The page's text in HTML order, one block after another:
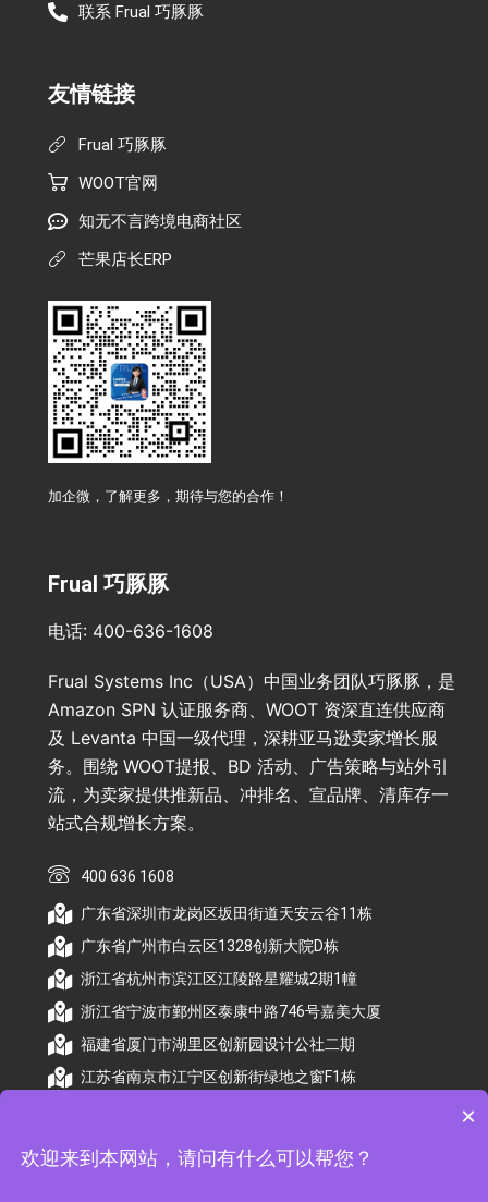
联系 Frual 巧豚豚
友情链接
Frual 巧豚豚
WOOT官网
知无不言跨境电商社区
芒果店长ERP
加企微，了解更多，期待与您的合作！
Frual 巧豚豚
电话: 400-636-1608
Frual Systems Inc（USA）中国业务团队巧豚豚，是
Amazon SPN 认证服务商、WOOT 资深直连供应商
及 Levanta 中国一级代理，深耕亚马逊卖家增长服
务。围绕 WOOT提报、BD 活动、广告策略与站外引
流，为卖家提供推新品、冲排名、宣品牌、清库存一
站式合规增长方案。
400 636 1608
广东省深圳市龙岗区坂田街道天安云谷11栋
广东省广州市白云区1328创新大院D栋
浙江省杭州市滨江区江陵路星耀城2期1幢
浙江省宁波市鄞州区泰康中路746号嘉美大厦
福建省厦门市湖里区创新园设计公社二期
江苏省南京市江宁区创新街绿地之窗F1栋
×
欢迎来到本网站，请问有什么可以帮您？